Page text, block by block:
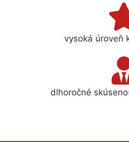
vysoká úroveň
dlhoročné